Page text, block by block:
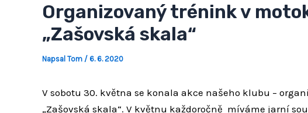
Organizovaný trénink v
„Zašovská skala“
Napsal Tom / 6. 6. 2020
V sobotu 30. května se konala akce našeho klubu –
„Zašovská skala“. V květnu každoročně míváme jarní